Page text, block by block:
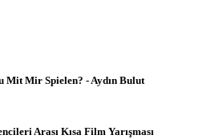
Mit Mir Spielen? - Aydın Bulut
Arası Kısa Film Yarışması